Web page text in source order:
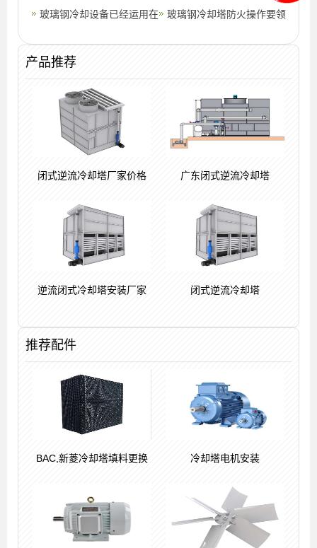
音?
市场行情
维增强塑料冷却塔
的？(玻璃钢冷却塔操作方
玻璃钢冷却设备已经运用在
的设计寿
玻璃钢冷却塔防火操作要领
产品推荐
闭式逆流冷却塔厂家价格 广东闭式逆流冷却塔
逆流闭式冷却塔安装厂家 闭式逆流冷却塔
推荐配件
BAC,新菱冷却塔填料更换 冷却塔电机安装